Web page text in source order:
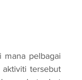
aktiviti tersebut